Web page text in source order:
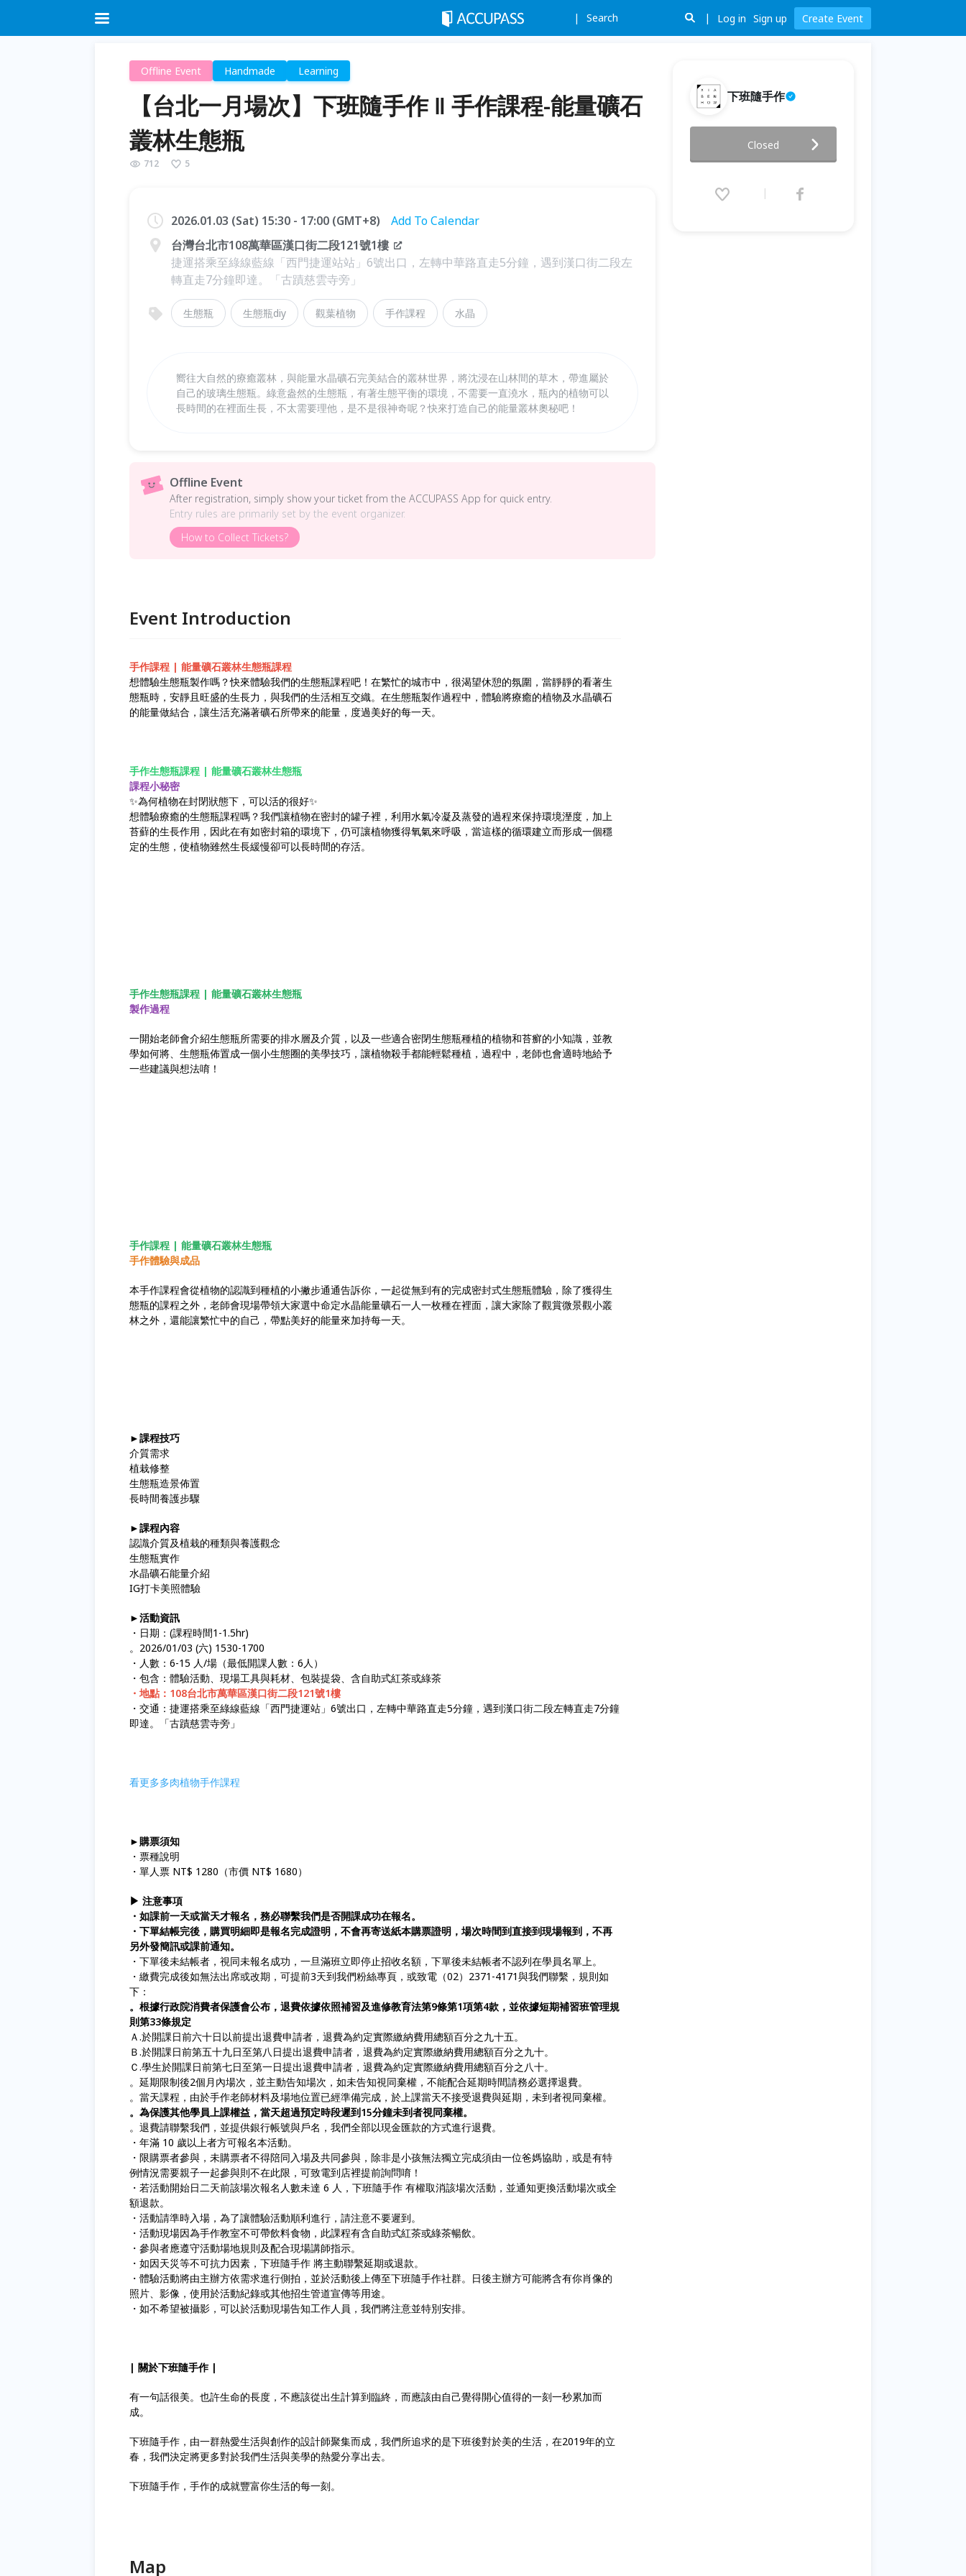
Search Log in Sign up Create Event
Offline Event Handmade Learning
【台北一月場次】下班隨手作 ‖ 手作課程-能量礦石
叢林生態瓶
712 5
2026.01.03 (Sat) 15:30 - 17:00 (GMT+8)
Add To Calendar
台灣台北市108萬華區漢口街二段121號1樓
捷運搭乘至綠線藍線「西門捷運站站」6號出口，左轉中華路直走5分鐘，遇到漢口街二段左
轉直走7分鐘即達。「古蹟慈雲寺旁」
生態瓶 生態瓶diy 觀葉植物 手作課程 水晶
嚮往大自然的療癒叢林，與能量水晶礦石完美結合的叢林世界，將沈浸在山林間的草木，帶進屬於
自己的玻璃生態瓶。綠意盎然的生態瓶，有著生態平衡的環境，不需要一直澆水，瓶內的植物可以
長時間的在裡面生長，不太需要理他，是不是很神奇呢？快來打造自己的能量叢林奧秘吧！
Offline Event
After registration, simply show your ticket from the ACCUPASS App for quick entry.
Entry rules are primarily set by the event organizer.
How to Collect Tickets?
Event Introduction
手作課程 | 能量礦石叢林生態瓶課程
想體驗生態瓶製作嗎？快來體驗我們的生態瓶課程吧！在繁忙的城市中，很渴望休憩的氛圍，當靜靜的看著生
態瓶時，安靜且旺盛的生長力，與我們的生活相互交織。在生態瓶製作過程中，體驗將療癒的植物及水晶礦石
的能量做結合，讓生活充滿著礦石所帶來的能量，度過美好的每一天。
手作生態瓶課程 | 能量礦石叢林生態瓶
課程小秘密
✨為何植物在封閉狀態下，可以活的很好✨
想體驗療癒的生態瓶課程嗎？我們讓植物在密封的罐子裡，利用水氣冷凝及蒸發的過程來保持環境溼度，加上
苔蘚的生長作用，因此在有如密封箱的環境下，仍可讓植物獲得氧氣來呼吸，當這樣的循環建立而形成一個穩
定的生態，使植物雖然生長緩慢卻可以長時間的存活。
手作生態瓶課程 | 能量礦石叢林生態瓶
製作過程
一開始老師會介紹生態瓶所需要的排水層及介質，以及一些適合密閉生態瓶種植的植物和苔癬的小知識，並教
學如何將、生態瓶佈置成一個小生態圈的美學技巧，讓植物殺手都能輕鬆種植，過程中，老師也會適時地給予
一些建議與想法唷！
手作課程 | 能量礦石叢林生態瓶
手作體驗與成品
本手作課程會從植物的認識到種植的小撇步通通告訴你，一起從無到有的完成密封式生態瓶體驗，除了獲得生
態瓶的課程之外，老師會現場帶領大家選中命定水晶能量礦石一人一枚種在裡面，讓大家除了觀賞微景觀小叢
林之外，還能讓繁忙中的自己，帶點美好的能量來加持每一天。
►課程技巧
介質需求
植栽修整
生態瓶造景佈置
長時間養護步驟
►課程內容
認識介質及植栽的種類與養護觀念
生態瓶實作
水晶礦石能量介紹
IG打卡美照體驗
►活動資訊
・日期：(課程時間1-1.5hr)
。2026/01/03 (六) 1530-1700
・人數：6-15 人/場（最低開課人數：6人）
・包含：體驗活動、現場工具與耗材、包裝提袋、含自助式紅茶或綠茶
・地點：108台北市萬華區漢口街二段121號1樓
・交通：捷運搭乘至綠線藍線「西門捷運站」6號出口，左轉中華路直走5分鐘，遇到漢口街二段左轉直走7分鐘
即達。「古蹟慈雲寺旁」
看更多多肉植物手作課程
►購票須知
・票種說明
・單人票 NT$ 1280（市價 NT$ 1680）
▶ 注意事項
・如課前一天或當天才報名，務必聯繫我們是否開課成功在報名。
・下單結帳完後，購買明細即是報名完成證明，不會再寄送紙本購票證明，場次時間到直接到現場報到，不再
另外發簡訊或課前通知。
・下單後未結帳者，視同未報名成功，一旦滿班立即停止招收名額，下單後未結帳者不認列在學員名單上。
・繳費完成後如無法出席或改期，可提前3天到我們粉絲專頁，或致電（02）2371-4171與我們聯繫，規則如
下：
。根據行政院消費者保護會公布，退費依據依照補習及進修教育法第9條第1項第4款，並依據短期補習班管理規
則第33條規定
Ａ.於開課日前六十日以前提出退費申請者，退費為約定實際繳納費用總額百分之九十五。
Ｂ.於開課日前第五十九日至第八日提出退費申請者，退費為約定實際繳納費用總額百分之九十。
Ｃ.學生於開課日前第七日至第一日提出退費申請者，退費為約定實際繳納費用總額百分之八十。
。延期限制後2個月內場次，並主動告知場次，如未告知視同棄權，不能配合延期時間請務必選擇退費。
。當天課程，由於手作老師材料及場地位置已經準備完成，於上課當天不接受退費與延期，未到者視同棄權。
。為保護其他學員上課權益，當天超過預定時段遲到15分鐘未到者視同棄權。
。退費請聯繫我們，並提供銀行帳號與戶名，我們全部以現金匯款的方式進行退費。
・年滿 10 歲以上者方可報名本活動。
・限購票者參與，未購票者不得陪同入場及共同參與，除非是小孩無法獨立完成須由一位爸媽協助，或是有特
例情況需要親子一起參與則不在此限，可致電到店裡提前詢問唷！
・若活動開始日二天前該場次報名人數未達 6 人，下班隨手作 有權取消該場次活動，並通知更換活動場次或全
額退款。
・活動請準時入場，為了讓體驗活動順利進行，請注意不要遲到。
・活動現場因為手作教室不可帶飲料食物，此課程有含自助式紅茶或綠茶暢飲。
・參與者應遵守活動場地規則及配合現場講師指示。
・如因天災等不可抗力因素，下班隨手作 將主動聯繫延期或退款。
・體驗活動將由主辦方依需求進行側拍，並於活動後上傳至下班隨手作社群。日後主辦方可能將含有你肖像的
照片、影像，使用於活動紀錄或其他招生管道宣傳等用途。
・如不希望被攝影，可以於活動現場告知工作人員，我們將注意並特別安排。
| 關於下班隨手作 |
有一句話很美。也許生命的長度，不應該從出生計算到臨終，而應該由自己覺得開心值得的一刻一秒累加而
成。
下班隨手作，由一群熱愛生活與創作的設計師聚集而成，我們所追求的是下班後對於美的生活，在2019年的立
春，我們決定將更多對於我們生活與美學的熱愛分享出去。
下班隨手作，手作的成就豐富你生活的每一刻。
下班隨手作
手作課程-能量礦石叢林生態瓶
2026.01.03 (Sat) 15:30 - 17:00
Closed
Map